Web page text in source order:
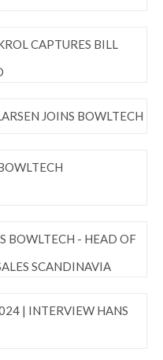
CAPTURES BILL
JOINS BOWLTECH
BOWLTECH - HEAD OF
SCANDINAVIA
| INTERVIEW HANS